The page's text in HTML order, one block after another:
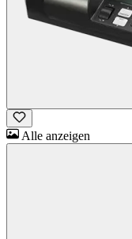
Alle anzeigen